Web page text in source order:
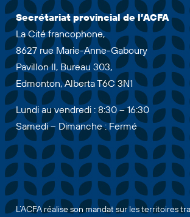
Secrétariat provincial de l’ACFA
La Cité francophone,
8627 rue Marie-Anne-Gaboury
Pavillon II, Bureau 303,
Edmonton, Alberta T6C 3N1
Lundi au vendredi : 8:30 – 16:30
Samedi – Dimanche : Fermé
L’ACFA réalise son mandat sur les territoires